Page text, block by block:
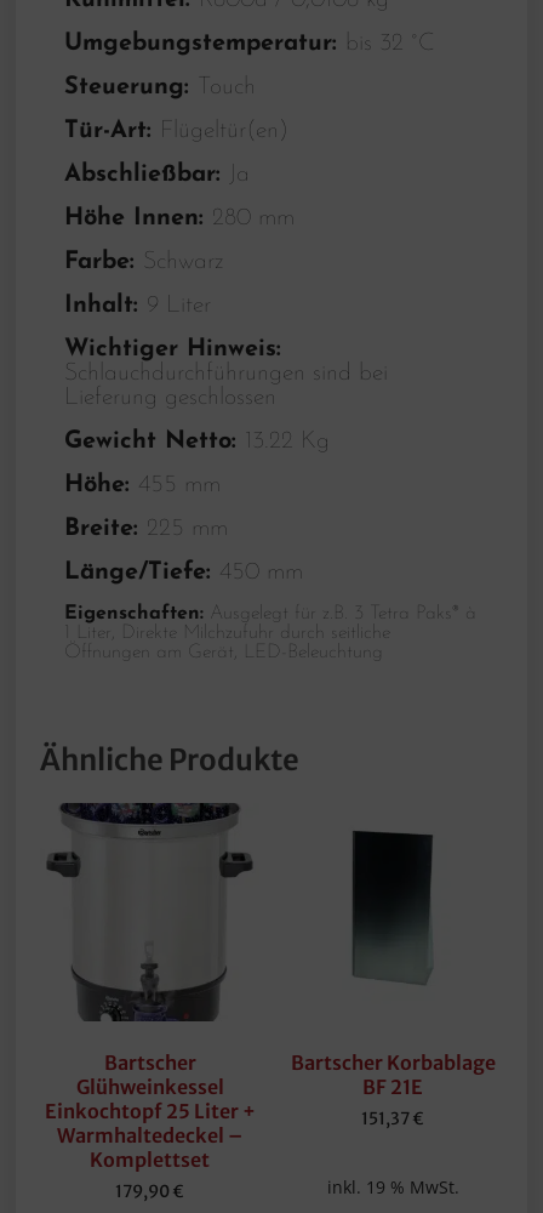
Umgebungstemperatur: bis 32 °C
Steuerung:
Touch
Tür-Art: Flügeltür(en)
Abschließbar:
Ja
Höhe Innen: 280 mm
Farbe: Schwarz
Inhalt: 9 Liter
Wichtiger Hinweis:
Schlauchdurchführungen sind bei
Lieferung geschlossen
Gewicht Netto: 13.22 Kg
Höhe: 455 mm
Breite: 225 mm
Länge/Tiefe: 450 mm
Eigenschaften: Ausgelegt für z.B. 3 Tetra Paks® à
1 Liter, Direkte Milchzufuhr durch seitliche
Öffnungen am Gerät, LED-Beleuchtung
Ähnliche Produkte
Bartscher
Glühweinkessel
Einkochtopf 25 Liter +
Warmhaltedeckel –
Komplettset
179,90 €
Bartscher Korbablage
BF 21E
151,37€
inkl. 19 % MwSt.